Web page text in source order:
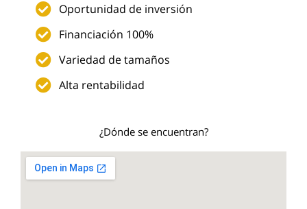
Oportunidad de inversión
Financiación 100%
Variedad de tamaños
Alta rentabilidad
¿Dónde se encuentran?